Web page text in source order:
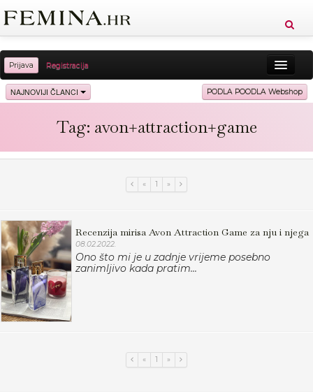
Prijava Registracija
Sreća Zdravlje Vitkost
Moda
NAJNOVIJI ČLANCI PODLA POODLA Webshop
Tag: avon+attraction+game
« 1 »
Recenzija mirisa Avon Attraction Game za nju i njega
08.02.2022.
Ono što mi je u zadnje vrijeme posebno
zanimljivo kada pratim...
« 1 »